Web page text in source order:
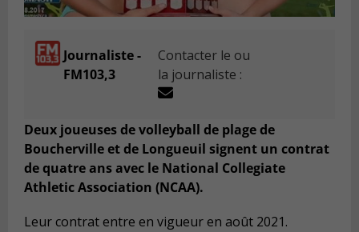
Journaliste -
FM103,3
Contacter le ou
la journaliste :
Deux joueuses de volleyball de plage de
Boucherville et de Longueuil signent un contrat
de quatre ans avec le National Collegiate
Athletic Association (NCAA).
Leur contrat entre en vigueur en août 2021.